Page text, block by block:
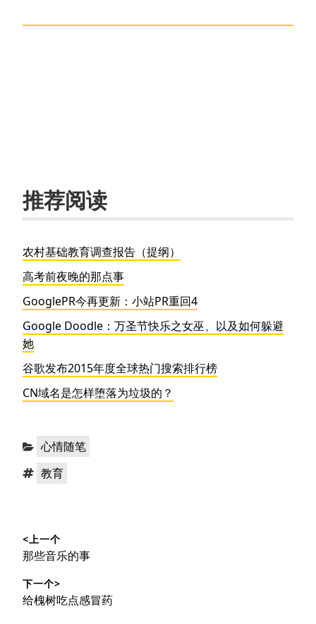
推荐阅读
农村基础教育调查报告（提纲）
高考前夜晚的那点事
GooglePR今再更新：小站PR重回4
Google Doodle：万圣节快乐之女巫、以及如何躲避
她
谷歌发布2015年度全球热门搜索排行榜
CN域名是怎样堕落为垃圾的？
分 心情随笔
标 教育
章
导
航
<上一个
上
文
章：
那些音乐的事
下一个>
下
给槐树吃点感冒药